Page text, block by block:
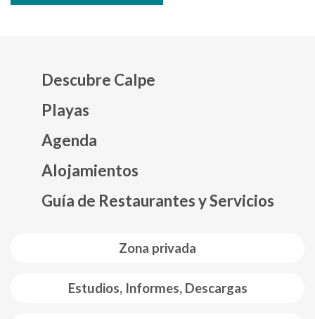
Zona privada
Estudios, Informes, Descargas
Descubre Calpe
Playas
Agenda
Alojamientos
Guía de Restaurantes y Servicios